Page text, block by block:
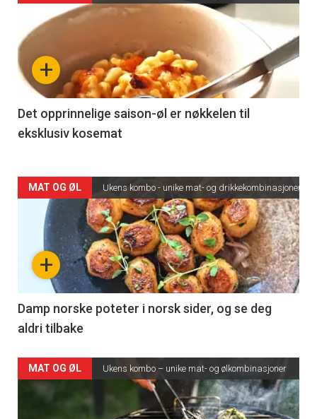
+
Det opprinnelige saison-øl er nøkkelen til
eksklusiv kosemat
+
MAT OG ØL Ukens kombo - unike mat- og drikkekombinasjoner
Damp norske poteter i norsk sider, og se deg
aldri tilbake
MAT OG ØL Ukens kombo – unike mat- og ølkombinasjoner